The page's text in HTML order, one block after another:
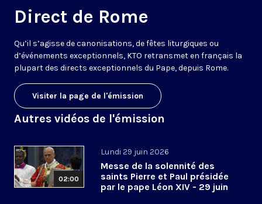
Direct de Rome
Qu’il s’agisse de canonisations, de fêtes liturgiques ou
d’événements exceptionnels, KTO retransmet en français la
plupart des directs exceptionnels du Pape, depuis Rome.
Visiter la page de l'émission
Autres vidéos de l'émission
02:00
Lundi 29 juin 2026
Messe de la solennité des
saints Pierre et Paul présidée
par le pape Léon XIV - 29 juin